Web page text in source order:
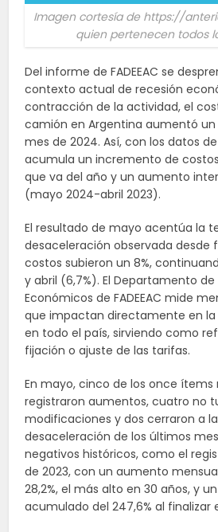
Imagen cortesía de https://
quien pertenecen todos
Del informe de FADEEAC se
contexto actual de recesión
contracción de la actividad, el
camión en Argentina aumentó un
mes de 2024. Así, con los datos
acumula un incremento de costos
que va del año y un aumento
(mayo 2024-abril 2023).
El resultado de mayo acentúa la
desaceleración observada desde
costos subieron un 8%,
y abril (6,7%). El Departamento de
Económicos de FADEEAC mide
que impactan directamente en
en todo el país, sirviendo como
fijación o ajuste de las tarifas.
En mayo, cinco de los once ítems
registraron aumentos, cuatro no
modificaciones y dos cerraron a la
desaceleración de los últimos
negativos históricos, como el
de 2023, con un aumento
28,2%, el más alto en 30 años, y
acumulado del 247,6% al finalizar